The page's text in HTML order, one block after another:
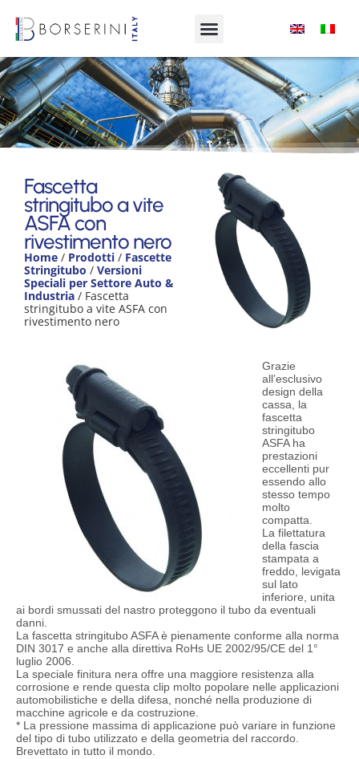
rivestimento nero
Product Range
Fascetta
stringitubo a vite
ASFA con
rivestimento nero
Home / Prodotti / Fascette
Stringitubo / Versioni
Speciali per Settore Auto &
Industria / Fascetta
stringitubo a vite ASFA con
rivestimento nero
Grazie
all’esclusivo
design della
cassa, la
fascetta
stringitubo
ASFA ha
prestazioni
eccellenti pur
essendo allo
stesso tempo
molto
compatta.
La filettatura
della fascia
stampata a
freddo, levigata
sul lato
inferiore, unita
ai bordi smussati del nastro proteggono il tubo da eventuali
danni.
La fascetta stringitubo ASFA è pienamente conforme alla norma
DIN 3017 e anche alla direttiva RoHs UE 2002/95/CE del 1°
luglio 2006.
La speciale finitura nera offre una maggiore resistenza alla
corrosione e rende questa clip molto popolare nelle applicazioni
automobilistiche e della difesa, nonché nella produzione di
macchine agricole e da costruzione.
* La pressione massima di applicazione può variare in funzione
del tipo di tubo utilizzato e della geometria del raccordo.
Brevettato in tutto il mondo.